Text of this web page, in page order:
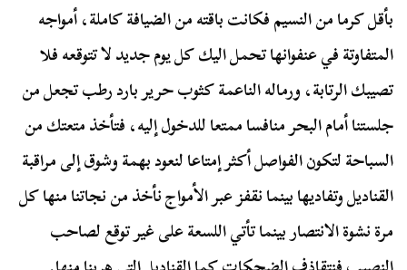
بأقل كرما من النسيم فكانت باقته من الضيافة كاملة، أمواجه
المتفاوتة في عنفوانها تحمل اليك كل يوم جديد لا تتوقعه فلا
تصيبك الرتابة، ورماله الناعمة كثوب حرير بارد رطب تجعل من
جلستنا أمام البحر منافسا ممتعا للدخول إليه، فتأخذ متعتك من
السباحة لتكون الفواصل أكثر إمتاعا لنعود بهمة وشوق إلى مراقبة
القناديل وتفاديها بينما نقفز عبر الأمواج نأخذ من نجاتنا منها كل
مرة نشوة الانتصار بينما تأتي اللسعة على غير توقع لصاحب